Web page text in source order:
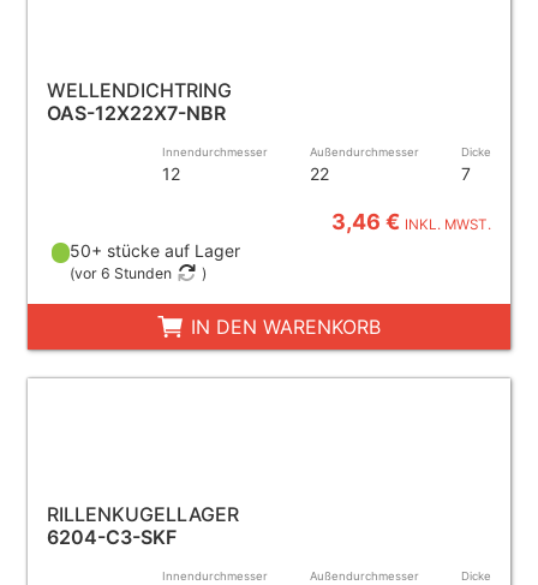
WELLENDICHTRING
OAS-12X22X7-NBR
Innendurchmesser
12
Außendurchmesser
22
Dicke
7
3,46 € INKL. MWST.
50+ stücke auf Lager
(vor 6 Stunden )
IN DEN WARENKORB
RILLENKUGELLAGER
6204-C3-SKF
Innendurchmesser Außendurchmesser Dicke